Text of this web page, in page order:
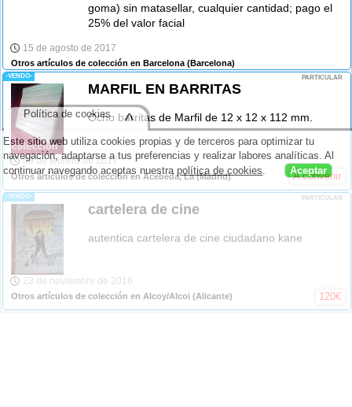
goma) sin matasellar, cualquier cantidad; pago el
25% del valor facial
15 de agosto de 2017
Otros artículos de colección en Barcelona (Barcelona)
-VENDO- PARTICULAR
MARFIL EN BARRITAS
Ocho barritas de Marfil de 12 x 12 x 112 mm.
09 de febrero de 2017
Otros artículos de colección en Acebeda, La(Madrid) A convenir
-VENDO- PARTICULAR
cartelera de cine
autentica cartelera de cine ciudadano kane
23 de noviembre de 2016
Otros artículos de colección en Alcoy/Alcoi (Alicante) 120€
Este sitio web utiliza cookies propias y de terceros para optimizar tu
navegación, adaptarse a tus preferencias y realizar labores analíticas. Al
continuar navegando aceptas nuestrapolítica de cookies Aceptar
Política de cookies ^